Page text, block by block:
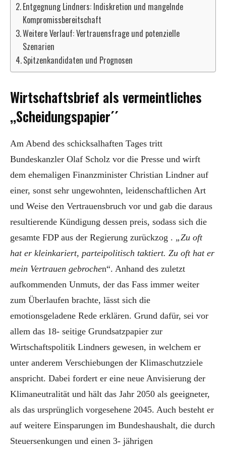
Entgegnung Lindners: Indiskretion und mangelnde
Kompromissbereitschaft
Weitere Verlauf: Vertrauensfrage und potenzielle
Szenarien
Spitzenkandidaten und Prognosen
Wirtschaftsbrief als vermeintliches
,,Scheidungspapier´´
Am Abend des schicksalhaften Tages tritt
Bundeskanzler Olaf Scholz vor die Presse und wirft
dem ehemaligen Finanzminister Christian Lindner auf
einer, sonst sehr ungewohnten, leidenschaftlichen Art
und Weise den Vertrauensbruch vor und gab die daraus
resultierende Kündigung dessen preis, sodass sich die
gesamte FDP aus der Regierung zurückzog . „Zu oft
hat er kleinkariert, parteipolitisch taktiert. Zu oft hat er
mein Vertrauen gebrochen“. Anhand des zuletzt
aufkommenden Unmuts, der das Fass immer weiter
zum Überlaufen brachte, lässt sich die
emotionsgeladene Rede erklären. Grund dafür, sei vor
allem das 18- seitige Grundsatzpapier zur
Wirtschaftspolitik Lindners gewesen, in welchem er
unter anderem Verschiebungen der Klimaschutzziele
anspricht. Dabei fordert er eine neue Anvisierung der
Klimaneutralität und hält das Jahr 2050 als geeigneter,
als das ursprünglich vorgesehene 2045. Auch besteht er
auf weitere Einsparungen im Bundeshaushalt, die durch
Steuersenkungen und einen 3- jährigen